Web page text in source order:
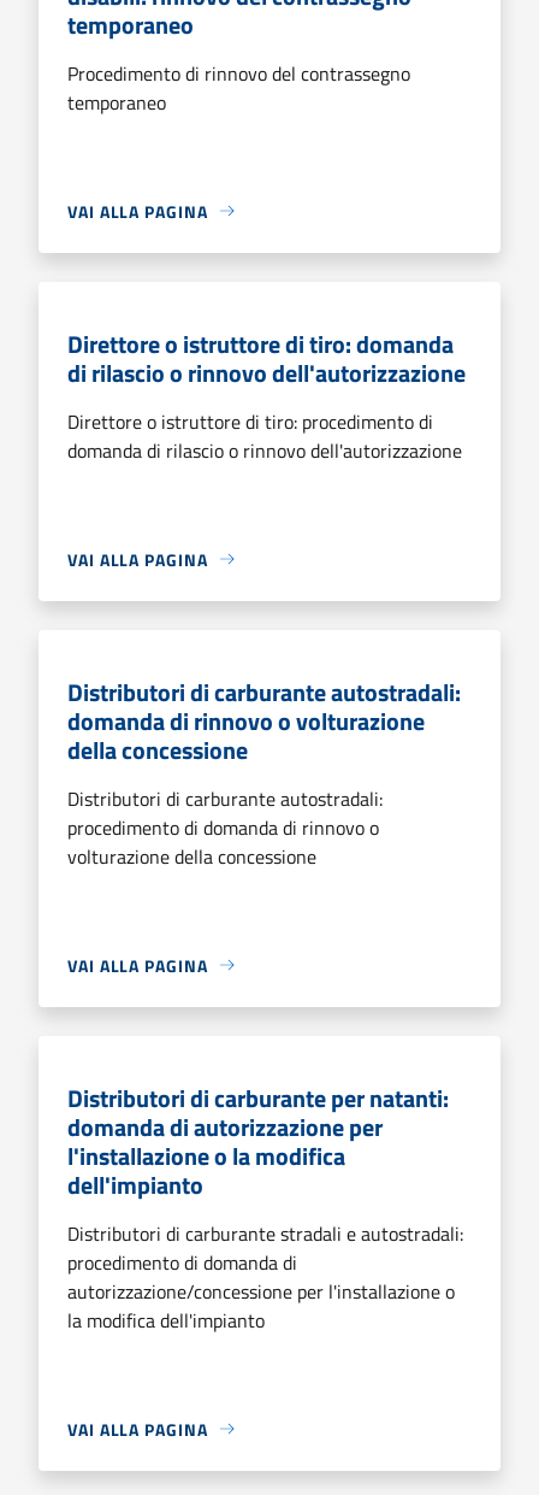
temporaneo
Procedimento di rinnovo del contrassegno
temporaneo
VAI ALLA PAGINA
Direttore o istruttore di tiro: domanda
di rilascio o rinnovo dell'autorizzazione
Direttore o istruttore di tiro: procedimento di
domanda di rilascio o rinnovo dell'autorizzazione
VAI ALLA PAGINA
Distributori di carburante autostradali:
domanda di rinnovo o volturazione
della concessione
Distributori di carburante autostradali:
procedimento di domanda di rinnovo o
volturazione della concessione
VAI ALLA PAGINA
Distributori di carburante per natanti:
domanda di autorizzazione per
l'installazione o la modifica
dell'impianto
Distributori di carburante stradali e autostradali:
procedimento di domanda di
autorizzazione/concessione per l'installazione o
la modifica dell'impianto
VAI ALLA PAGINA